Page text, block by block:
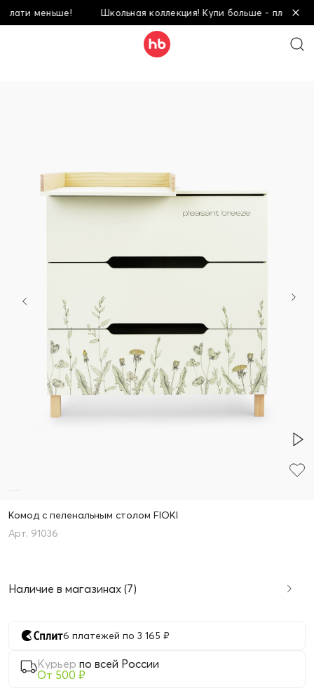
меньше! Школьная коллекция! Купи больше - плати
Комод с пеленальным столом FIOKI
91036
Наличие в магазинах (7)
6 платежей по 3 165 ₽
Курьер по всей России
От 500 ₽